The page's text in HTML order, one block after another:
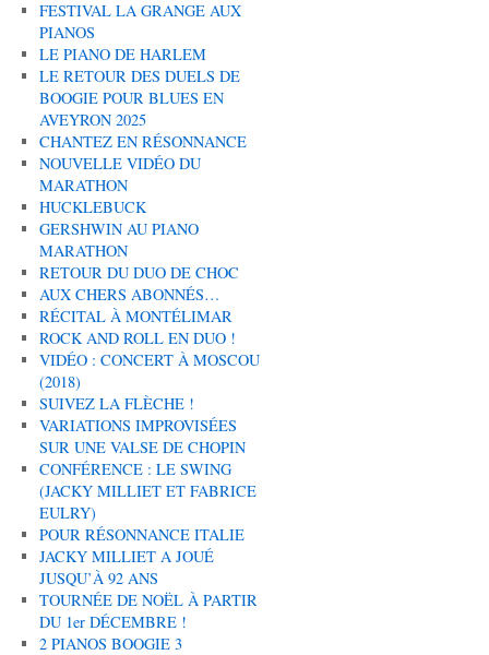
FESTIVAL LA GRANGE AUX
PIANOS
LE PIANO DE HARLEM
LE RETOUR DES DUELS DE
BOOGIE POUR BLUES EN
AVEYRON 2025
CHANTEZ EN RÉSONNANCE
NOUVELLE VIDÉO DU
MARATHON
HUCKLEBUCK
GERSHWIN AU PIANO
MARATHON
RETOUR DU DUO DE CHOC
AUX CHERS ABONNÉS…
RÉCITAL À MONTÉLIMAR
ROCK AND ROLL EN DUO !
VIDÉO : CONCERT À MOSCOU
(2018)
SUIVEZ LA FLÈCHE !
VARIATIONS IMPROVISÉES
SUR UNE VALSE DE CHOPIN
CONFÉRENCE : LE SWING
(JACKY MILLIET ET FABRICE
EULRY)
POUR RÉSONNANCE ITALIE
JACKY MILLIET A JOUÉ
JUSQU’À 92 ANS
TOURNÉE DE NOËL À PARTIR
DU 1er DÉCEMBRE !
2 PIANOS BOOGIE 3